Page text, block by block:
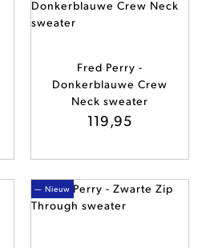
Fred Perry -
Donkerblauwe Crew
Neck sweater
119,95
— Nieuw